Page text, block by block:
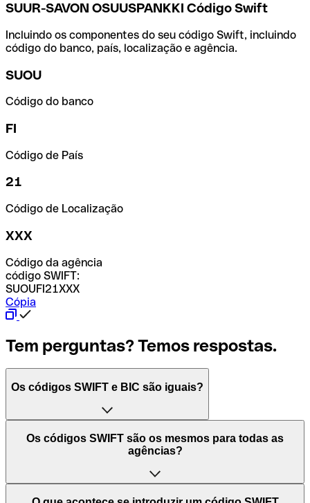
SUUR-SAVON OSUUSPANKKI Código Swift
Incluindo os componentes do seu código Swift, incluindo
código do banco, país, localização e agência.
SUOU
Código do banco
FI
Código de País
21
Código de Localização
XXX
Código da agência
código SWIFT:
SUOUFI21XXX
Cópia
Tem perguntas? Temos respostas.
Os códigos SWIFT e BIC são iguais?
O acrónimo SWIFT significa "Society for Worldwide
Interbank Financial Telecommunication (Sociedade para
Mundiais)". Trata-se de uma rede mundial onde se
processam pagamentos entre países. Por outro lado, BIC
Os códigos SWIFT são os mesmos para todas as
agências?